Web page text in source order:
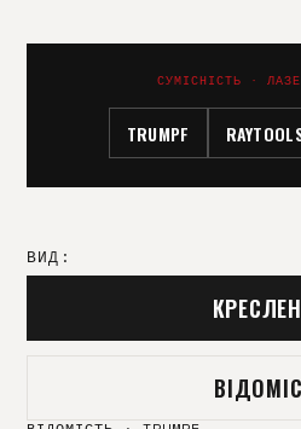
СУМІСНІСТЬ ·
TRUMPF
ВИД: